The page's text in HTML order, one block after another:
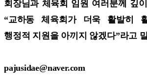
회장님과 체육회 임원 여러분께 깊
“교하동 체육회가 더욱 활발히
행정적 지원을 아끼지 않겠다”라고
pajusidae@naver.com